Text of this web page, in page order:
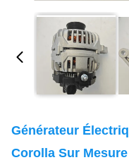
Générateur
Corolla Sur Mesure